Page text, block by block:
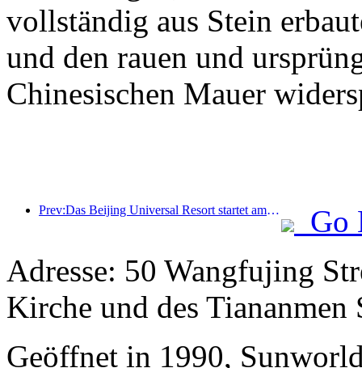
vollständig aus Stein
und den rauen und
Chinesischen Mauer
Prev:Das Beijing Universal Resort startet am 23. Januar sein 40-tägiges Universal Chinese New Year Event.
Go
Adresse: 50 Wangfujing
Kirche und des Tiananmen
Geöffnet in 1990,